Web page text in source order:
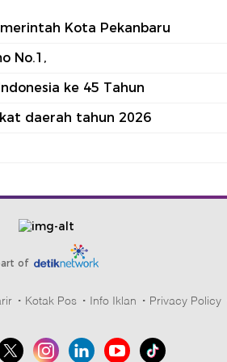
Kota Pekanbaru
No.1,
ke 45 Tahun
daerah tahun 2026
of
Kotak Pos Info Iklan Privacy Policy